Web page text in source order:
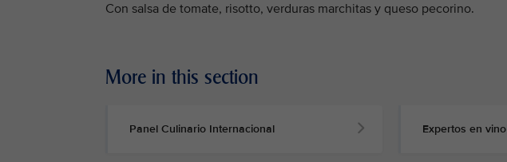
Con salsa de tomate, risotto, verduras marchitas y queso pecorino.
More in this section
Panel Culinario Internacional Expertos en vino